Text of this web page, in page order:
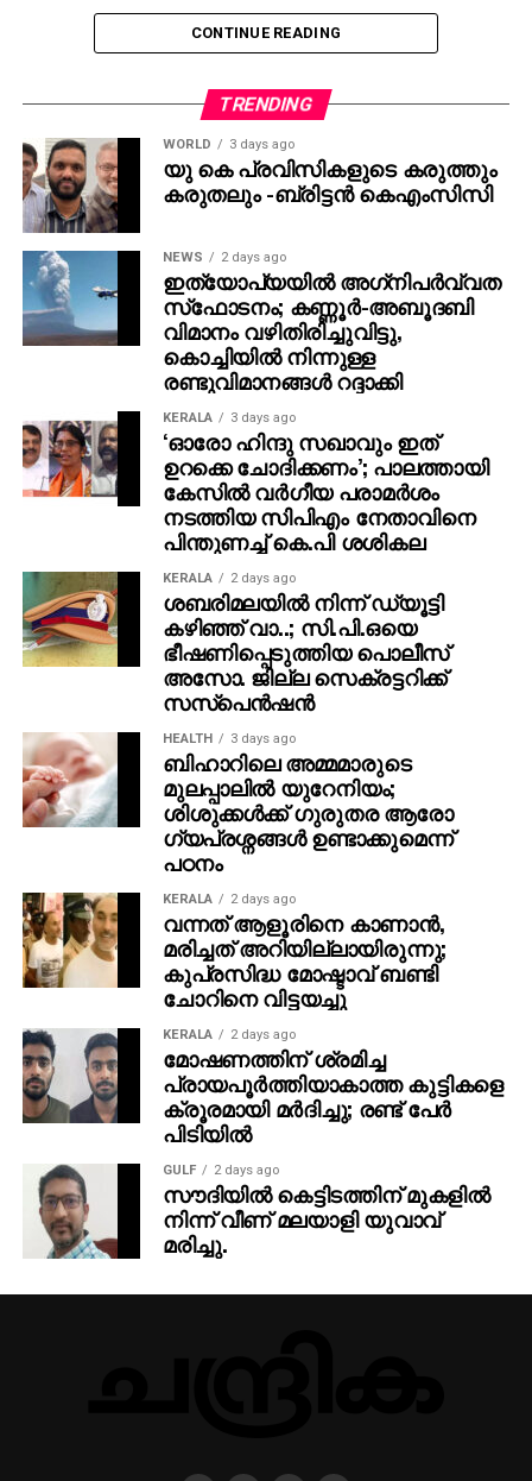
CONTINUE READING
TRENDING
WORLD 3 days ago
യു കെ പ്രവിസികളുടെ കരുത്തും
കരുതലും -ബ്രിട്ടൻ കെഎംസിസി
NEWS 2 days ago
ഇത്യോപ്യയില്‍ അഗ്‌നിപര്‍വ്വത
സ്‌ഫോടനം; കണ്ണൂർ-അബൂദബി
വിമാനം വഴിതിരിച്ചുവിട്ടു,
കൊച്ചിയിൽ നിന്നുള്ള
രണ്ടുവിമാനങ്ങൾ റദ്ദാക്കി
KERALA 3 days ago
‘ഓരോ ഹിന്ദു സഖാവും ഇത്
ഉറക്കെ ചോദിക്കണം’; പാലത്തായി
കേസിൽ വർഗീയ പരാമർശം
നടത്തിയ സിപിഎം നേതാവിനെ
പിന്തുണച്ച് കെ.പി ശശികല
KERALA 2 days ago
ശബരിമലയില്‍ നിന്ന് ഡ്യൂട്ടി
കഴിഞ്ഞ് വാ..; സി.പി.ഒയെ
ഭീഷണിപ്പെടുത്തിയ പൊലീസ്
അസോ. ജില്ല സെക്രട്ടറിക്ക്
സസ്‌പെന്‍ഷന്‍
HEALTH 3 days ago
ബിഹാറിലെ അമ്മമാരുടെ
മുലപ്പാലിൽ യുറേനിയം;
ശിശുക്കൾക്ക് ​ഗുരുതര ആരോ​
ഗ്യപ്രശ്നങ്ങൾ ഉണ്ടാക്കുമെന്ന്
പഠനം
KERALA 2 days ago
വന്നത് ആളൂരിനെ കാണാന്‍,
മരിച്ചത് അറിയില്ലായിരുന്നു;
കുപ്രസിദ്ധ മോഷ്ടാവ് ബണ്ടി
ചോറിനെ വിട്ടയച്ചു
KERALA 2 days ago
മോഷണത്തിന് ശ്രമിച്ച
പ്രായപൂര്‍ത്തിയാകാത്ത കുട്ടികളെ
ക്രൂരമായി മര്‍ദിച്ചു; രണ്ട് പേര്‍
പിടിയില്‍
GULF 2 days ago
സൗദിയില്‍ കെട്ടിടത്തിന് മുകളില്‍
നിന്ന് വീണ് മലയാളി യുവാവ്
മരിച്ചു.